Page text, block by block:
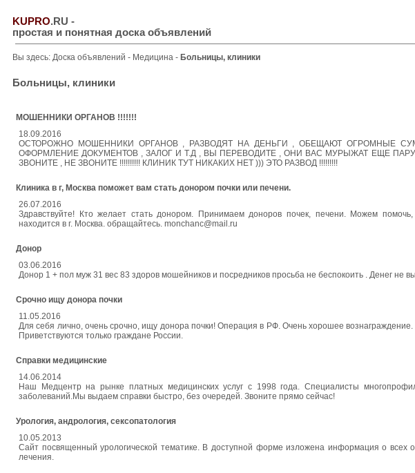
KUPRO.RU -
простая и понятная доска объявлений
Вы здесь: Доска объявлений - Медицина - Больницы, клиники
Больницы, клиники
МОШЕННИКИ ОРГАНОВ !!!!!!!
18.09.2016
ОСТОРОЖНО МОШЕННИКИ ОРГАНОВ , РАЗВОДЯТ НА ДЕНЬГИ , ОБЕЩАЮТ ОГРОМНЫЕ
ОФОРМЛЕНИЕ ДОКУМЕНТОВ , ЗАЛОГ И Т.Д , ВЫ ПЕРЕВОДИТЕ , ОНИ ВАС МУРЫЖАТ ЕЩЕ
ЗВОНИТЕ , НЕ ЗВОНИТЕ !!!!!!!!!! КЛИНИК ТУТ НИКАКИХ НЕТ ))) ЭТО РАЗВОД !!!!!!!!!
Клиника в г, Москва поможет вам стать донором почки или печени.
26.07.2016
Здравствуйте! Кто желает стать донором. Принимаем доноров почек, печени. Можем
находится в г. Москва. обращайтесь. monchanc@mail.ru
Донор
03.06.2016
Донор 1 + пол муж 31 вес 83 здоров мошейников и посредников просьба не беспокоить . Денег
Срочно ищу донора почки
11.05.2016
Для себя лично, очень срочно, ищу донора почки! Операция в РФ. Очень хорошее
Приветствуются только граждане России.
Справки медицинские
14.06.2014
Наш Медцентр на рынке платных медицинских услуг с 1998 года. Специалисты
заболеваний.Мы выдаем справки быстро, без очередей. Звоните прямо сейчас!
Урология, андрология, сексопатология
10.05.2013
Сайт посвященный урологической тематике. В доступной форме изложена информация о всех
лечения.